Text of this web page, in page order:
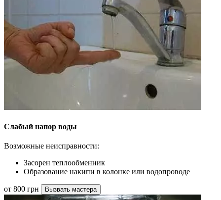
Слабый напор воды
Возможные неисправности:
Засорен теплообменник
Образование накипи в колонке или водопроводе
от 800 грн Вызвать мастера